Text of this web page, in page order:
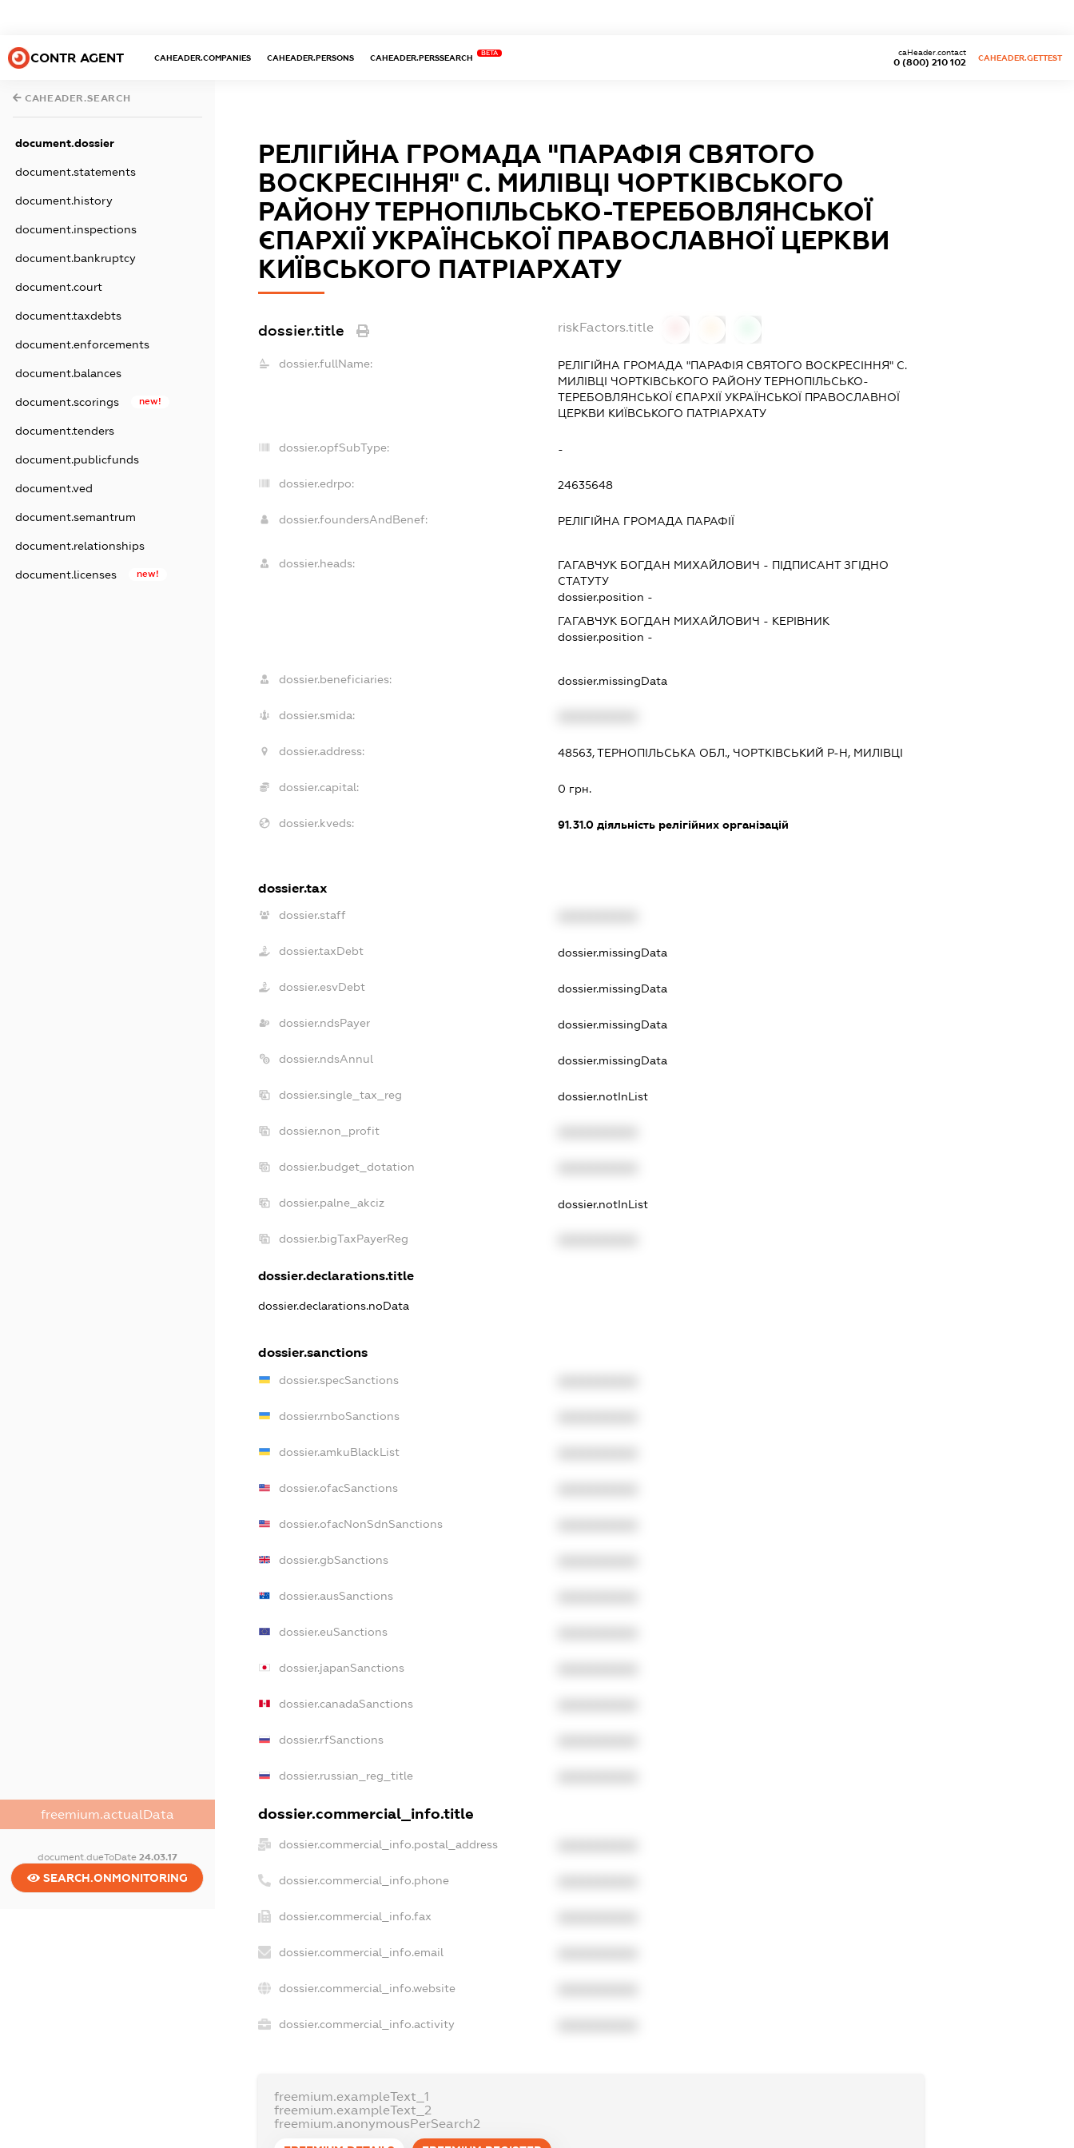
CONTR AGENT CAHEADER.COMPANIES CAHEADER.PERSONS CAHEADER.PERSSEARCH
BETA
0 (800) 210 102
caHeader.contact
CAHEADER.GETTEST
CAHEADER.SEARCH
document.dossier
document.statements
document.history
document.inspections
document.bankruptcy
document.court
document.taxdebts
document.enforcements
document.balances
document.scorings new!
document.tenders
document.publicfunds
document.ved
document.semantrum
document.relationships
document.licenses new!
freemium.actualData
document.dueToDate 24.03.17
SEARCH.ONMONITORING
РЕЛІГІЙНА ГРОМАДА "ПАРАФІЯ СВЯТОГО
ВОСКРЕСІННЯ" С. МИЛІВЦІ ЧОРТКІВСЬКОГО
РАЙОНУ ТЕРНОПІЛЬСЬКО-ТЕРЕБОВЛЯНСЬКОЇ
ЄПАРХІЇ УКРАЇНСЬКОЇ ПРАВОСЛАВНОЇ ЦЕРКВИ
КИЇВСЬКОГО ПАТРІАРХАТУ
dossier.title riskFactors.title
dossier.fullName:
РЕЛІГІЙНА ГРОМАДА "ПАРАФІЯ СВЯТОГО ВОСКРЕСІННЯ" С.
МИЛІВЦІ ЧОРТКІВСЬКОГО РАЙОНУ ТЕРНОПІЛЬСЬКО-
ТЕРЕБОВЛЯНСЬКОЇ ЄПАРХІЇ УКРАЇНСЬКОЇ ПРАВОСЛАВНОЇ
ЦЕРКВИ КИЇВСЬКОГО ПАТРІАРХАТУ
dossier.opfSubType: -
dossier.edrpo: 24635648
dossier.foundersAndBenef: РЕЛІГІЙНА ГРОМАДА ПАРАФІЇ
dossier.heads: ГАГАВЧУК БОГДАН МИХАЙЛОВИЧ - ПІДПИСАНТЗГІДНО
СТАТУТУ
dossier.position -
ГАГАВЧУК БОГДАН МИХАЙЛОВИЧ - КЕРІВНИК
dossier.position -
dossier.beneficiaries: dossier.missingData
dossier.smida:
dossier.address: 48563, ТЕРНОПІЛЬСЬКА ОБЛ., ЧОРТКІВСЬКИЙ Р-Н, МИЛІВЦІ
dossier.capital: 0 грн.
dossier.kveds: 91.31.0діяльність релігійних організацій
dossier.tax
dossier.staff
dossier.taxDebt dossier.missingData
dossier.esvDebt dossier.missingData
dossier.ndsPayer dossier.missingData
dossier.ndsAnnul dossier.missingData
dossier.single_tax_reg dossier.notInList
dossier.non_profit
dossier.budget_dotation
dossier.palne_akciz dossier.notInList
dossier.bigTaxPayerReg
dossier.declarations.title
dossier.declarations.noData
dossier.sanctions
dossier.specSanctions
dossier.rnboSanctions
dossier.amkuBlackList
dossier.ofacSanctions
dossier.ofacNonSdnSanctions
dossier.gbSanctions
dossier.ausSanctions
dossier.euSanctions
dossier.japanSanctions
dossier.canadaSanctions
dossier.rfSanctions
dossier.russian_reg_title
dossier.commercial_info.title
dossier.commercial_info.postal_address
dossier.commercial_info.phone
dossier.commercial_info.fax
dossier.commercial_info.email
dossier.commercial_info.website
dossier.commercial_info.activity
freemium.exampleText_1
freemium.exampleText_2
freemium.anonymousPerSearch2